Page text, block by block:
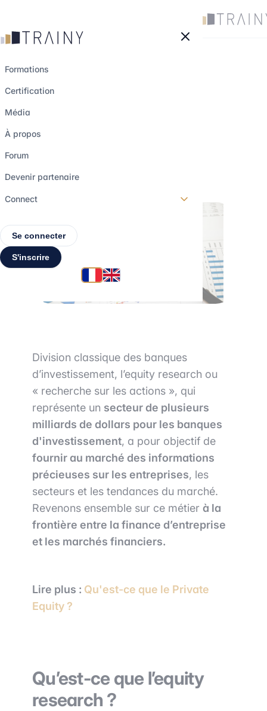
Formations
Certification
Média
À propos
Forum
Devenir partenaire
Connect
Se connecter
S'inscrire
Research
6 septembre 2022
Division classique des banques
d’investissement, l’equity research ou
« recherche sur les actions », qui
représente un secteur de plusieurs
milliards de dollars pour les banques
d'investissement, a pour objectif de
fournir au marché des informations
précieuses sur les entreprises, les
secteurs et les tendances du marché.
Revenons ensemble sur ce métier à la
frontière entre la finance d’entreprise
et les marchés financiers.
Lire plus : Qu'est-ce que le Private
Equity ?
Qu’est-ce que l’equity
research ?